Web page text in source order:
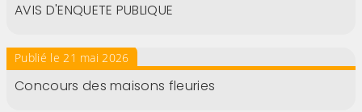
AVIS D'ENQUETE PUBLIQUE
Publié le 21 mai 2026
Concours des maisons fleuries